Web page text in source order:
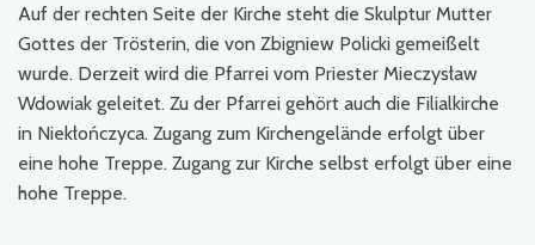
Auf der rechten Seite der Kirche steht die Skulptur Mutter
Gottes der Trösterin, die von Zbigniew Policki gemeißelt
wurde. Derzeit wird die Pfarrei vom Priester Mieczysław
Wdowiak geleitet. Zu der Pfarrei gehört auch die Filialkirche
in Niekłończyca. Zugang zum Kirchengelände erfolgt über
eine hohe Treppe. Zugang zur Kirche selbst erfolgt über eine
hohe Treppe.